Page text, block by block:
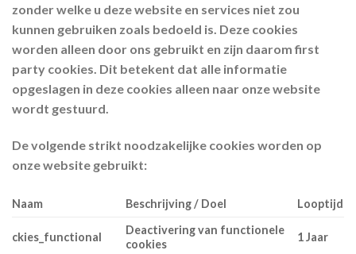
zonder welke u deze website en services niet zou
kunnen gebruiken zoals bedoeld is. Deze cookies
worden alleen door ons gebruikt en zijn daarom first
party cookies. Dit betekent dat alle informatie
opgeslagen in deze cookies alleen naar onze website
wordt gestuurd.
De volgende strikt noodzakelijke cookies worden op
onze website gebruikt:
Naam Beschrijving / Doel Looptijd
ckies_functional
Deactivering van functionele
cookies
1 Jaar